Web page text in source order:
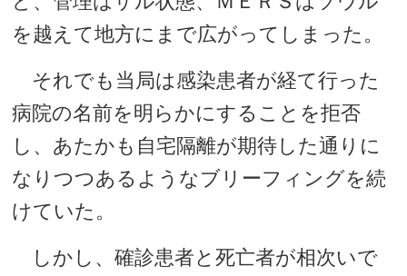
を越えて地方にまで広がってしまった。
それでも当局は感染患者が経て行った
病院の名前を明らかにすることを拒否
し、あたかも自宅隔離が期待した通りに
なりつつあるようなブリーフィングを続
けていた。
しかし、確診患者と死亡者が相次いで